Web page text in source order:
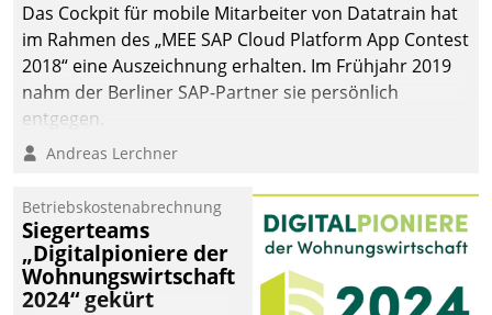
Das Cockpit für mobile Mitarbeiter von Datatrain hat
im Rahmen des „MEE SAP Cloud Platform App Contest
2018“ eine Auszeichnung erhalten. Im Frühjahr 2019
nahm der Berliner SAP-Partner sie persönlich
entgegen.
Andreas Lerchner
Betriebskostenabrechnung
Siegerteams
„Digitalpioniere der
Wohnungswirtschaft
2024“ gekürt